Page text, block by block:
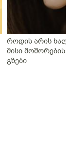
როდის არის
მისი მოშორების
გზები